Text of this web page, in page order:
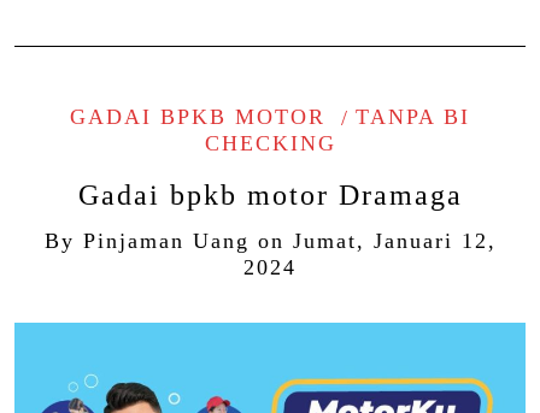
GADAI BPKB MOTOR
TANPA BI
CHECKING
Gadai bpkb motor Dramaga
By Pinjaman Uang on Jumat, Januari 12,
2024